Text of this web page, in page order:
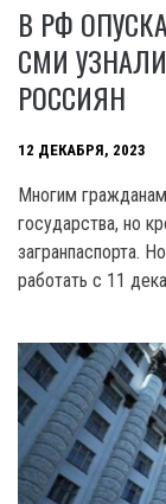
В РФ
СМИ
РОССИЯН
12 ДЕКАБРЯ, 2023
Многим
государства, но
загранпаспорта.
работать с 11